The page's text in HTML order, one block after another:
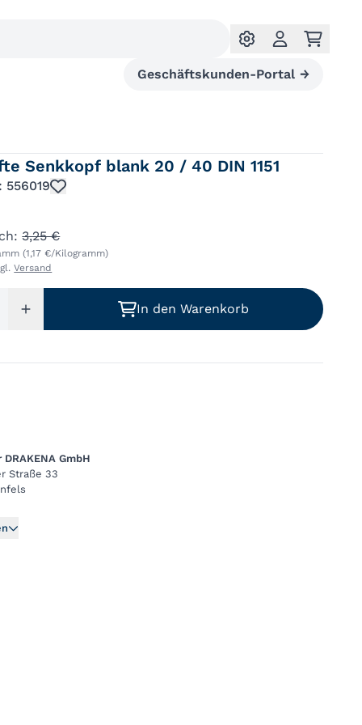
Geschäftskunden-Portal →
Senkkopf blank 20 / 40 DIN 1151
556019
3,25 €
(1,17 €/Kilogramm)
Versand
In den Warenkorb
GmbH
Straße 33